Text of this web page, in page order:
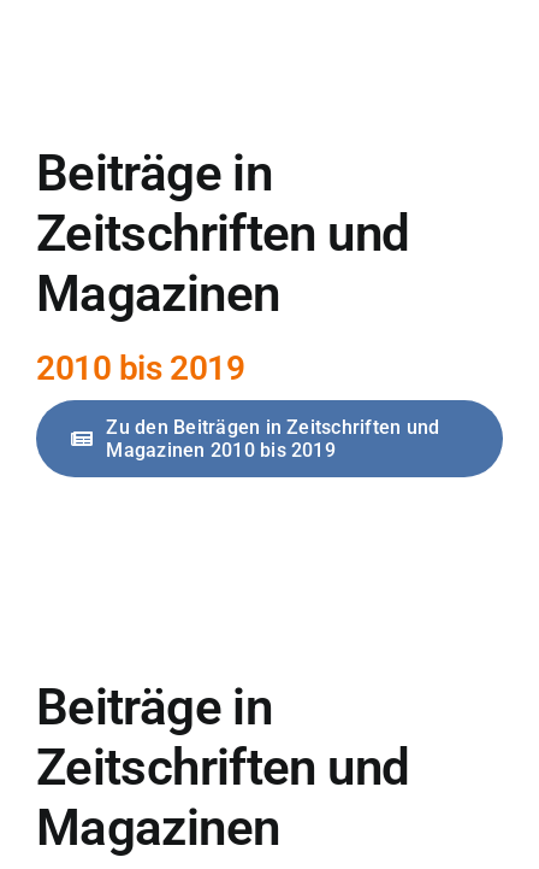
Beiträge in
Zeitschriften und
Magazinen
2010 bis 2019
Zu den Beiträgen in Zeitschriften und
Magazinen 2010 bis 2019
Beiträge in
Zeitschriften und
Magazinen